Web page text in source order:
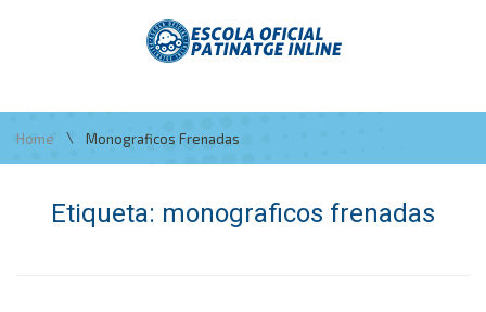
Home \ Monograficos Frenadas
Etiqueta: monograficos frenadas